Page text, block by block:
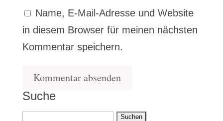
Name, E-Mail-Adresse und Website
in diesem Browser für meinen nächsten
Kommentar speichern.
Suche
Suchen